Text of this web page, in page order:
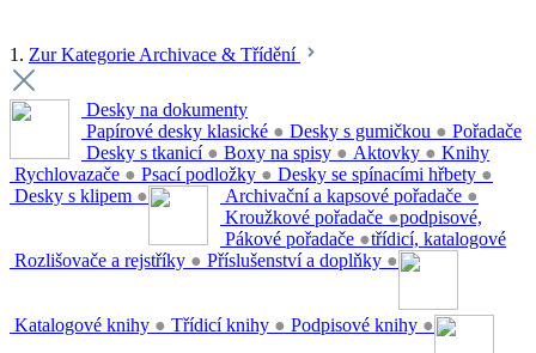
1. Zur Kategorie Archivace & Třídění
Desky na dokumenty
Papírové desky klasické ● Desky s gumičkou ●
Desky s tkanicí ● Boxy na spisy ● Aktovky ●
Rychlovazače ● Psací podložky ● Desky se spínacími hřbety ●
Desky s klipem ●
Pořadače
Archivační a kapsové pořadače ●
Kroužkové pořadače ●
Pákové pořadače ●
Rozlišovače a rejstříky ● Příslušenství a doplňky ●
Knihy
podpisové,
třídicí, katalogové
Katalogové knihy ● Třídicí knihy ● Podpisové knihy ●